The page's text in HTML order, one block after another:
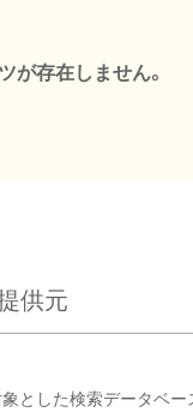
が存在しません。
供元
とした検索データベー